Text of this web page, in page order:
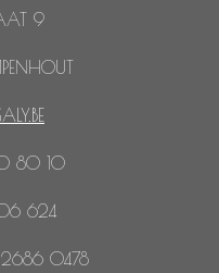
9
80 10
624
2686 0478